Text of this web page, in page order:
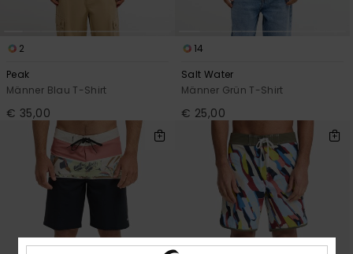
2
Peak
Männer Blau T-Shirt
€ 35,00
14
Salt Water
Männer Grün T-Shirt
€ 25,00